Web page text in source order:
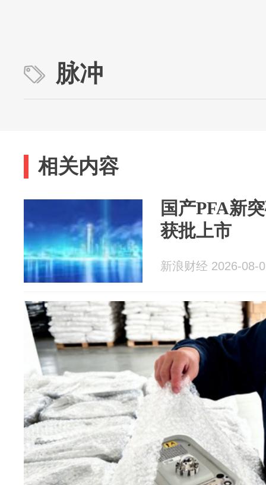
脉冲
相关内容
国产PFA新
获批上市
新浪财经 2026-08-